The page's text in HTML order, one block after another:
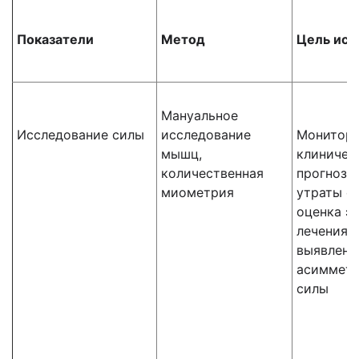
Показатели Метод Цель
Исследование силы
Мануальное
исследование
мышц,
количественная
миометрия
утраты
оценка
лечения;
силы